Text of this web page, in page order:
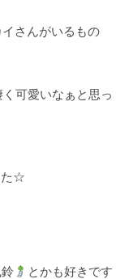
さんがいるもの
く可愛いなぁと思っ
た☆
とかも好きです